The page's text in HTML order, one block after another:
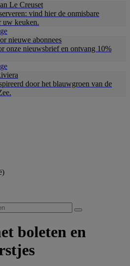
Le Creuset
vind hier de onmisbare
uw keuken.
nieuwe abonnees
onze nieuwsbrief en ontvang 10%
door het blauwgroen van de
boleten en